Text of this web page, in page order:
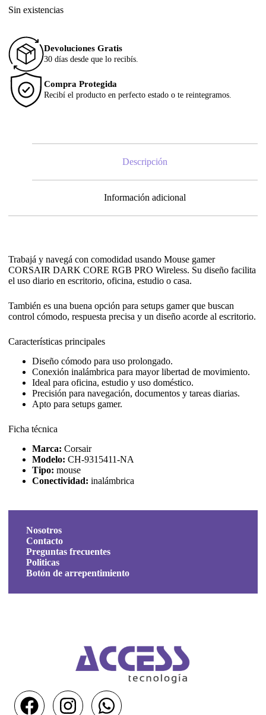
Sin existencias
Devoluciones Gratis
30 días desde que lo recibís.
Compra Protegida
Recibí el producto en perfecto estado o te reintegramos.
Descripción
Información adicional
Trabajá y navegá con comodidad usando Mouse gamer
CORSAIR DARK CORE RGB PRO Wireless. Su diseño facilita
el uso diario en escritorio, oficina, estudio o casa.
También es una buena opción para setups gamer que buscan
control cómodo, respuesta precisa y un diseño acorde al escritorio.
Características principales
Diseño cómodo para uso prolongado.
Conexión inalámbrica para mayor libertad de movimiento.
Ideal para oficina, estudio y uso doméstico.
Precisión para navegación, documentos y tareas diarias.
Apto para setups gamer.
Ficha técnica
Marca: Corsair
Modelo: CH-9315411-NA
Tipo: mouse
Conectividad: inalámbrica
Nosotros
Contacto
Preguntas frecuentes
Politicas
Botón de arrepentimiento